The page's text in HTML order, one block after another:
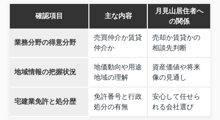
確認項目 主な内容
月見山居住者へ
の関係
業務分野の得意分野
売買仲介か賃貸
仲介か
売却か賃貸かの
相談先判断
地域情報の把握状況
地価動向や用途
地域の理解
資産価値や将来
像の見通し
宅建業免許と処分歴
免許番号と行政
処分の有無
安心して任せら
れる会社選び